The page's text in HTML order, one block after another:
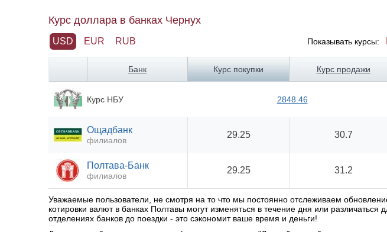
Курс доллара в банках Чернух
USD EUR RUB Показывать курсы:
Банк Курс покупки Курс продажи
Курс НБУ 2848.46
Ощадбанк
филиалов
29.25 30.7
Полтава-Банк
филиалов
29.25 31.2
Уважаемые пользователи, не смотря на то что мы постоянно отслеживаем
котировки валют в банках Полтавы могут изменяться в течение дня или
отделениях банков до поездки - это сэкономит ваше время и деньги!